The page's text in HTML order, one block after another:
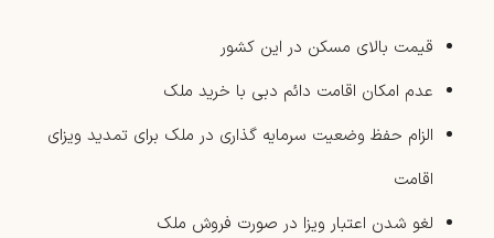
قیمت بالای مسکن در این کشور
عدم امکان اقامت دائم دبی با خرید ملک
الزام حفظ وضعیت سرمایه گذاری در ملک برای تمدید ویزای
اقامت
لغو شدن اعتبار ویزا در صورت فروش ملک